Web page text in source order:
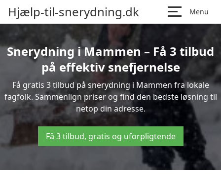
Hjælp-til-snerydning.dk Menu
Snerydning i Mammen – Få 3 tilbud
på effektiv snefjernelse
Få gratis 3 tilbud på snerydning i Mammen fra lokale
fagfolk. Sammenlign priser og find den bedste løsning til
netop din adresse.
Få 3 tilbud, gratis og uforpligtende